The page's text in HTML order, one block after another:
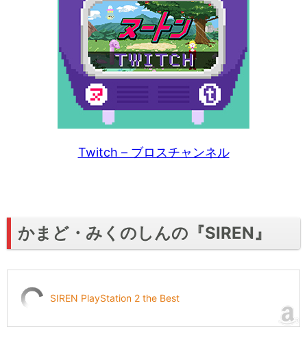
Twitch – ブロスチャンネル
かまど・みくのしんの『SIREN』
SIREN PlayStation 2 the Best